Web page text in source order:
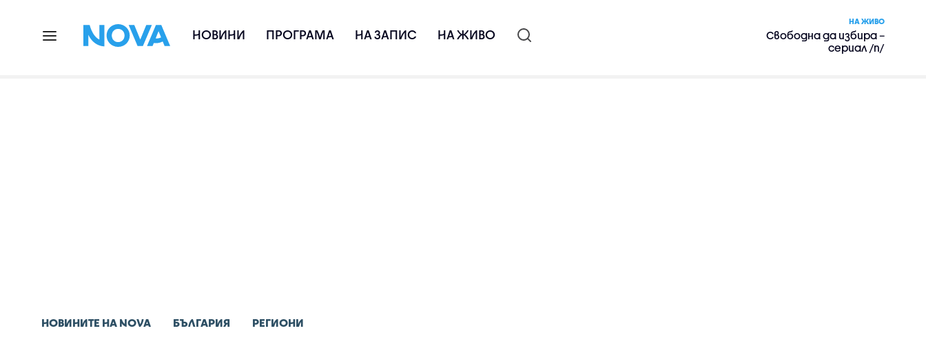
НОВИНИ ПРОГРАМА НА ЗАПИС НА ЖИВО
НА ЖИВО
Свободна да избира –
сериал /п/
НОВИНИТЕ НА NOVA БЪЛГАРИЯ РЕГИОНИ